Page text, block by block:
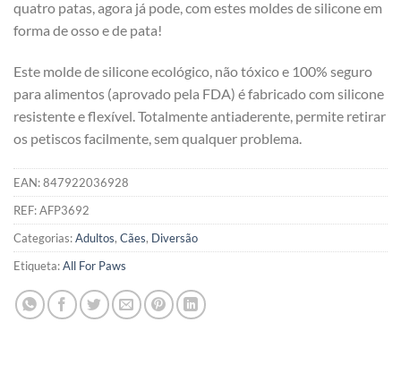
quatro patas, agora já pode, com estes moldes de silicone em
forma de osso e de pata!
Este molde de silicone ecológico, não tóxico e 100% seguro
para alimentos (aprovado pela FDA) é fabricado com silicone
resistente e flexível. Totalmente antiaderente, permite retirar
os petiscos facilmente, sem qualquer problema.
EAN:847922036928
REF:AFP3692
Categorias:Adultos, Cães, Diversão
Etiqueta:All For Paws